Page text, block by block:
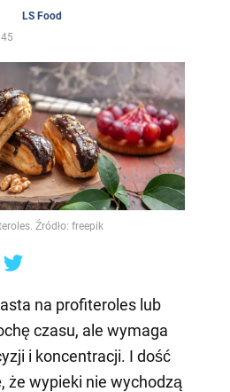
LS Food
Źródło: freepik
na profiteroles lub
czasu, ale wymaga
i koncentracji. I dość
że wypieki nie wychodzą